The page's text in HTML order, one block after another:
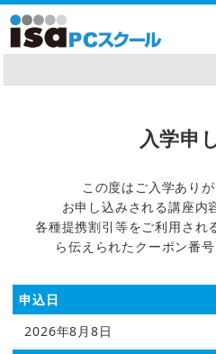
入学申
この度はご入学ありが
お申し込みされる講座内
各種提携割引等をご利用され
ら伝えられたクーポン番
申込日
2026年8月8日